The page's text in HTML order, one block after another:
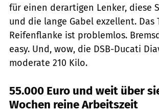
für einen derartigen Lenker, diese
und die lange Gabel exzellent. Das
Reifenflanke ist problemlos.
easy. Und, wow, die DSB-Ducati
moderate 210 Kilo.
55.000 Euro und weit über
Wochen reine Arbeitszeit